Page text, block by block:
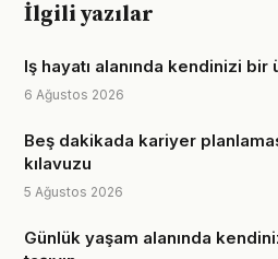
İlgili yazılar
Iş hayatı alanında kendinizi bir
6 Ağustos 2026
Beş dakikada kariyer
kılavuzu
5 Ağustos 2026
Günlük yaşam alanında